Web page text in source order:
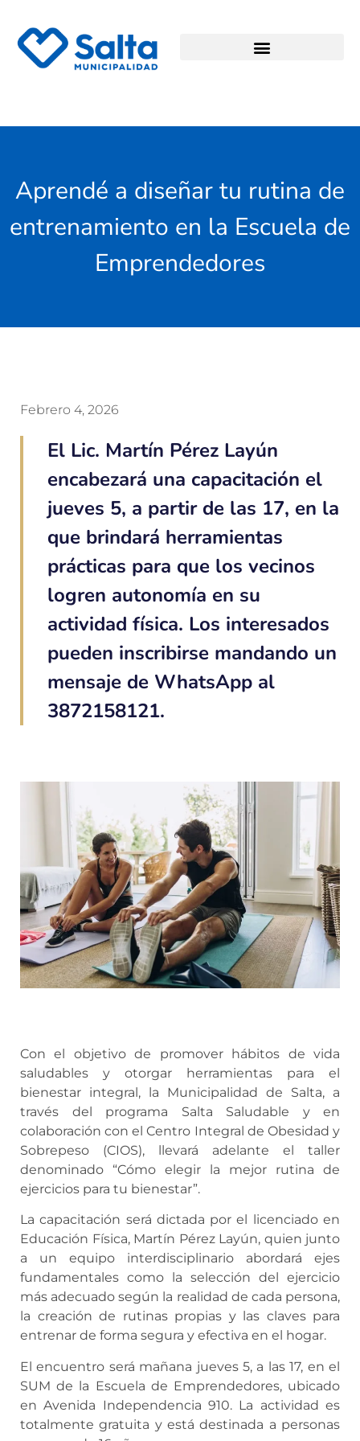
Aprendé a diseñar tu rutina de
entrenamiento en la Escuela de
Emprendedores
Febrero 4, 2026
El Lic. Martín Pérez Layún
encabezará una capacitación el
jueves 5, a partir de las 17, en la
que brindará herramientas
prácticas para que los vecinos
logren autonomía en su
actividad física. Los interesados
pueden inscribirse mandando un
mensaje de WhatsApp al
3872158121.
Con el objetivo de promover hábitos de vida
saludables y otorgar herramientas para el
bienestar integral, la Municipalidad de Salta, a
través del programa Salta Saludable y en
colaboración con el Centro Integral de Obesidad y
Sobrepeso (CIOS), llevará adelante el taller
denominado “Cómo elegir la mejor rutina de
ejercicios para tu bienestar”.
La capacitación será dictada por el licenciado en
Educación Física, Martín Pérez Layún, quien junto
a un equipo interdisciplinario abordará ejes
fundamentales como la selección del ejercicio
más adecuado según la realidad de cada persona,
la creación de rutinas propias y las claves para
entrenar de forma segura y efectiva en el hogar.
El encuentro será mañana jueves 5, a las 17, en el
SUM de la Escuela de Emprendedores, ubicado
en Avenida Independencia 910. La actividad es
totalmente gratuita y está destinada a personas